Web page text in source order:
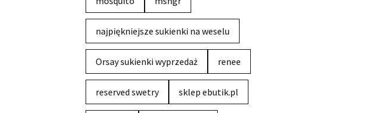
najpiękniejsze sukienki na weselu
Orsay sukienki wyprzedaż renee
reserved swetry sklep ebutik.pl